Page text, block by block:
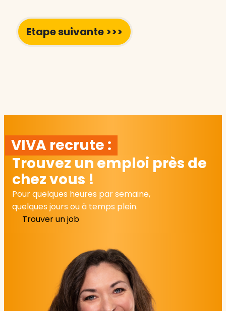
VIVA recrute :
Trouvez un emploi près de
chez vous !
Pour quelques heures par semaine,
quelques jours ou à temps plein.
Trouver un job